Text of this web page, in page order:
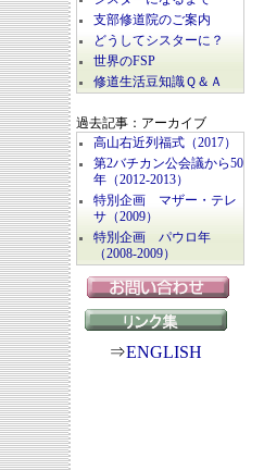
支部修道院のご案内
どうしてシスターに？
世界のFSP
修道生活豆知識Ｑ＆Ａ
過去記事：アーカイブ
高山右近列福式（2017）
第2バチカン公会議から50
年（2012-2013）
特別企画 マザー・テレ
サ（2009）
特別企画 パウロ年
（2008-2009）
⇒ENGLISH